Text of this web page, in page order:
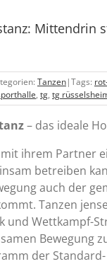
Mittendrin
Tanzen|Tags:
, tg, tg
– das ideale
mit ihrem Partner
betreiben
auch der
Tanzen
und Wettkampf-
Bewegung
der